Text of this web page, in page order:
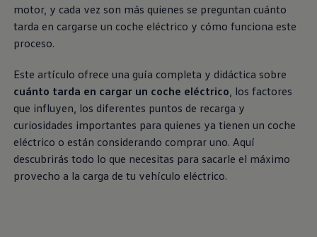
motor, y cada vez son más quienes se preguntan cuánto
tarda en cargarse un coche eléctrico y cómo funciona este
proceso.
Este artículo ofrece una guía completa y didáctica sobre
cuánto tarda en cargar un coche eléctrico , los factores
que influyen, los diferentes puntos de recarga y
curiosidades importantes para quienes ya tienen un coche
eléctrico o están considerando comprar uno. Aquí
descubrirás todo lo que necesitas para sacarle el máximo
provecho a la carga de tu vehículo eléctrico.